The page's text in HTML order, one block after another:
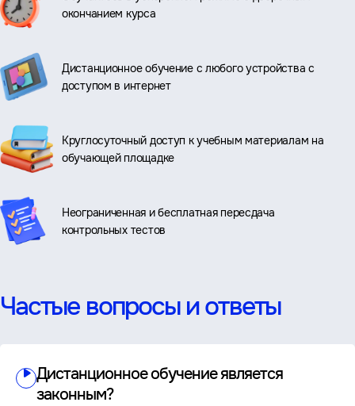
окончанием курса
Дистанционное обучение с любого устройства с
доступом в интернет
Круглосуточный доступ к учебным материалам на
обучающей площадке
Неограниченная и бесплатная пересдача
контрольных тестов
Частые вопросы и ответы
Дистанционное обучение является
законным?